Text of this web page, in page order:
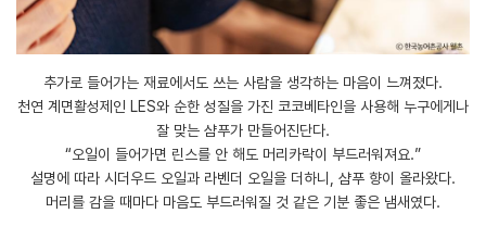
추가로 들어가는 재료에서도 쓰는 사람을 생각하는 마음이 느껴졌다.
천연 계면활성제인 LES와 순한 성질을 가진 코코베타인을 사용해 누구에게나
잘 맞는 샴푸가 만들어진단다.
“오일이 들어가면 린스를 안 해도 머리카락이 부드러워져요.”
설명에 따라 시더우드 오일과 라벤더 오일을 더하니, 샴푸 향이 올라왔다.
머리를 감을 때마다 마음도 부드러워질 것 같은 기분 좋은 냄새였다.